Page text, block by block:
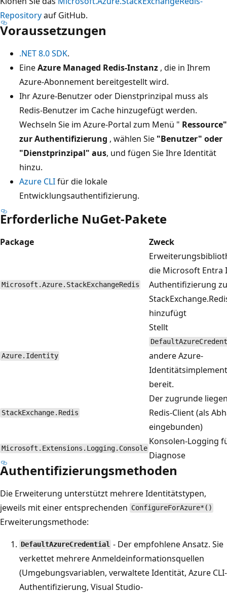
Repositoryauf GitHub.
Voraussetzungen
.NET 8.0 SDK.
EineAzure Managed Redis-Instanz , die in Ihrem
Azure-Abonnement bereitgestellt wird.
Ihr Azure-Benutzer oder Dienstprinzipal muss als
Redis-Benutzer im Cache hinzugefügt werden.
Wechseln Sie im Azure-Portal zum Menü " Ressource"
zur Authentifizierung , wählen Sie "Benutzer" oder
"Dienstprinzipal" aus, und fügen Sie Ihre Identität
hinzu.
Azure CLIfür die lokale
Entwicklungsauthentifizierung.
Erforderliche NuGet-Pakete
Package Zweck
Microsoft.Azure.StackExchangeRedis
die Microsoft Entra
Authentifizierung zu
hinzufügt
Azure.Identity
Stellt
andere Azure-
bereit.
StackExchange.Redis
Der zugrunde
Redis-Client (als
eingebunden)
Microsoft.Extensions.Logging.Console
Konsolen-Logging
Diagnose
Authentifizierungsmethoden
Die Erweiterung unterstützt mehrere Identitätstypen,
jeweils mit einer entsprechenden ConfigureForAzure*()
Erweiterungsmethode:
DefaultAzureCredential - Der empfohlene Ansatz. Sie
verkettet mehrere Anmeldeinformationsquellen
(Umgebungsvariablen, verwaltete Identität, Azure CLI-
Authentifizierung, Visual Studio-